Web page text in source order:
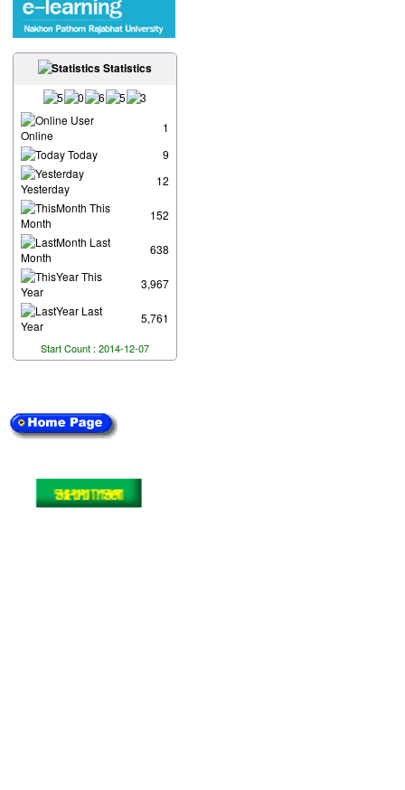
Statistics
User
Online
1
Today
9
Yesterday
12
This
Month
152
Last
Month
638
This
Year
3,967
Last
Year
5,761
Start Count : 2014-12-07